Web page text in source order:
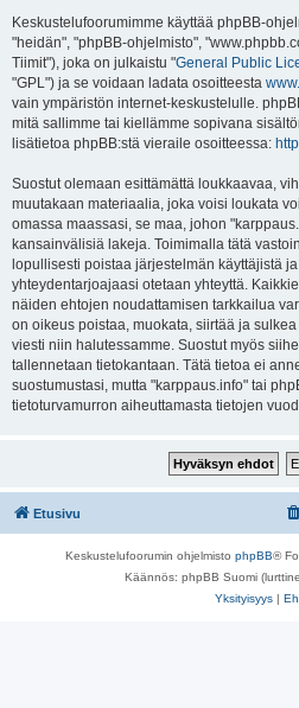
Keskustelufoorumimme käyttää phpBB-
"heidän", "phpBB-ohjelmisto",
Tiimit"), joka on julkaistu "General Public
"GPL") ja se voidaan ladata osoitteesta
vain ympäristön internet-keskustelulle.
mitä sallimme tai kiellämme sopivana
lisätietoa phpBB:stä vieraile osoitteessa:
Suostut olemaan esittämättä loukkaavaa,
muutakaan materiaalia, joka voisi loukata
omassa maassasi, se maa, johon
kansainvälisiä lakeja. Toimimalla tätä
lopullisesti poistaa järjestelmän käyttäjistä
yhteydentarjoajaasi otetaan yhteyttä.
näiden ehtojen noudattamisen tarkkailua
on oikeus poistaa, muokata, siirtää ja
viesti niin halutessamme. Suostut myös
tallennetaan tietokantaan. Tätä tietoa ei
suostumustasi, mutta "karppaus.info" tai
tietoturvamurron aiheuttamasta tietojen
Etusivu
Keskustelufoorumin ohjelmisto phpBB®
Käännös: phpBB Suomi
Yksityisyys |